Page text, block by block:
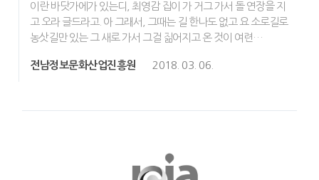
이란 바닷가에가 있는디, 최영감 집이 가 거그 가서 돌 연장을 지
고 오라 글드라고. 아 그래서, 그때는 길 한나도 없고 요 소로길로
농삿길만 있는 그 새로 가서 그걸 짊어지고 온 것이 여련…
전남정보문화산업진흥원 2018. 03. 06.